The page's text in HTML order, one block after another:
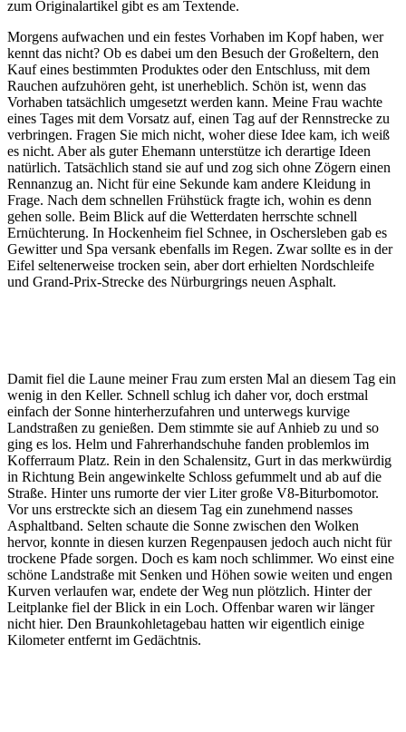
zum Originalartikel gibt es am Textende.
Morgens aufwachen und ein festes Vorhaben im Kopf haben, wer
kennt das nicht? Ob es dabei um den Besuch der Großeltern, den
Kauf eines bestimmten Produktes oder den Entschluss, mit dem
Rauchen aufzuhören geht, ist unerheblich. Schön ist, wenn das
Vorhaben tatsächlich umgesetzt werden kann. Meine Frau wachte
eines Tages mit dem Vorsatz auf, einen Tag auf der Rennstrecke zu
verbringen. Fragen Sie mich nicht, woher diese Idee kam, ich weiß
es nicht. Aber als guter Ehemann unterstütze ich derartige Ideen
natürlich. Tatsächlich stand sie auf und zog sich ohne Zögern einen
Rennanzug an. Nicht für eine Sekunde kam andere Kleidung in
Frage. Nach dem schnellen Frühstück fragte ich, wohin es denn
gehen solle. Beim Blick auf die Wetterdaten herrschte schnell
Ernüchterung. In Hockenheim fiel Schnee, in Oschersleben gab es
Gewitter und Spa versank ebenfalls im Regen. Zwar sollte es in der
Eifel seltenerweise trocken sein, aber dort erhielten Nordschleife
und Grand-Prix-Strecke des Nürburgrings neuen Asphalt.
Damit fiel die Laune meiner Frau zum ersten Mal an diesem Tag ein
wenig in den Keller. Schnell schlug ich daher vor, doch erstmal
einfach der Sonne hinterherzufahren und unterwegs kurvige
Landstraßen zu genießen. Dem stimmte sie auf Anhieb zu und so
ging es los. Helm und Fahrerhandschuhe fanden problemlos im
Kofferraum Platz. Rein in den Schalensitz, Gurt in das merkwürdig
in Richtung Bein angewinkelte Schloss gefummelt und ab auf die
Straße. Hinter uns rumorte der vier Liter große V8-Biturbomotor.
Vor uns erstreckte sich an diesem Tag ein zunehmend nasses
Asphaltband. Selten schaute die Sonne zwischen den Wolken
hervor, konnte in diesen kurzen Regenpausen jedoch auch nicht für
trockene Pfade sorgen. Doch es kam noch schlimmer. Wo einst eine
schöne Landstraße mit Senken und Höhen sowie weiten und engen
Kurven verlaufen war, endete der Weg nun plötzlich. Hinter der
Leitplanke fiel der Blick in ein Loch. Offenbar waren wir länger
nicht hier. Den Braunkohletagebau hatten wir eigentlich einige
Kilometer entfernt im Gedächtnis.